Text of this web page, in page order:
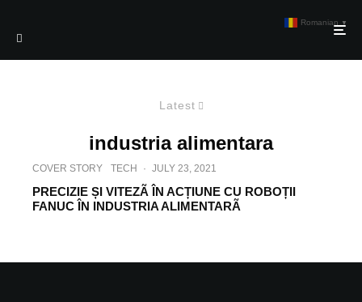
Latest
industria alimentara
COVER STORY TECH · JULY 23, 2021
PRECIZIE ȘI VITEZÃ ÎN ACȚIUNE CU ROBOȚII
FANUC ÎN INDUSTRIA ALIMENTARÃ
Romanian ▼